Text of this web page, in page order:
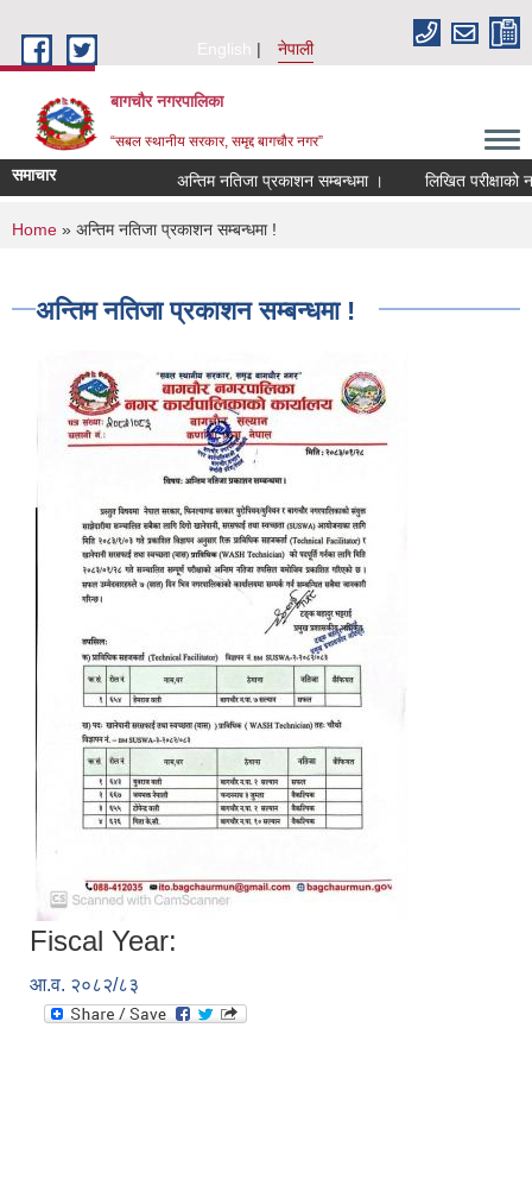
English
नेपाली
बागचौर नगरपालिका
“सबल स्थानीय सरकार, समृद्द बागचौर नगर”
समाचार अन्तिम नतिजा प्रकाशन सम्बन्धमा । लिखित परीक्षाको
You are here
Home » अन्तिम नतिजा प्रकाशन सम्बन्धमा !
अन्तिम नतिजा प्रकाशन सम्बन्धमा !
Fiscal Year:
आ.व. २०८२/८३